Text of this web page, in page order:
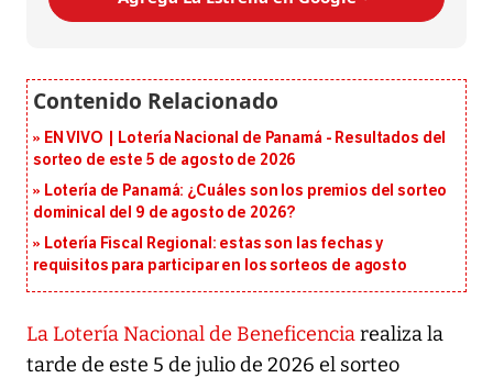
EN VIVO | Lotería Nacional de Panamá - Resultados del
sorteo de este 5 de agosto de 2026
Lotería de Panamá: ¿Cuáles son los premios del sorteo
dominical del 9 de agosto de 2026?
Lotería Fiscal Regional: estas son las fechas y
requisitos para participar en los sorteos de agosto
La Lotería Nacional de Beneficenciarealiza la
tarde de este 5 de julio de 2026 el sorteo